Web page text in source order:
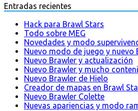
Entradas recientes
Hack para Brawl Stars
Todo sobre MEG
Novedades y modo
Nuevo modo de juego y nuevo
Nuevo Brawler y actualización
Nuevo Brawler y mucho
Nuevo Brawler de Hielo
Creador de mapas en Brawl
Nuevo Brawler Colette
Nuevas apariencias y modo